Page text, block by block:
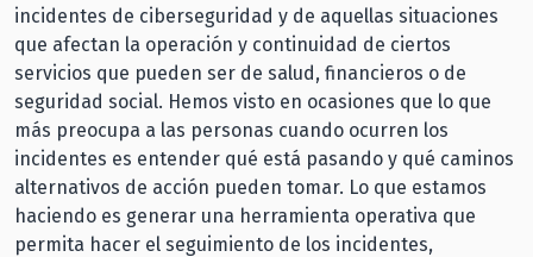
incidentes de ciberseguridad y de aquellas situaciones
que afectan la operación y continuidad de ciertos
servicios que pueden ser de salud, financieros o de
seguridad social. Hemos visto en ocasiones que lo que
más preocupa a las personas cuando ocurren los
incidentes es entender qué está pasando y qué caminos
alternativos de acción pueden tomar. Lo que estamos
haciendo es generar una herramienta operativa que
permita hacer el seguimiento de los incidentes,